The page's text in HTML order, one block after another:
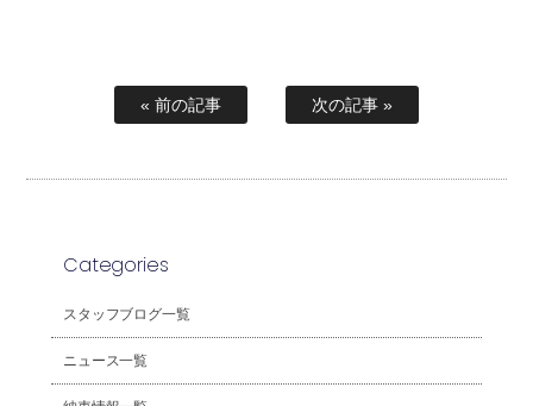
« 前の記事 次の記事 »
Categories
スタッフブログ一覧
ニュース一覧